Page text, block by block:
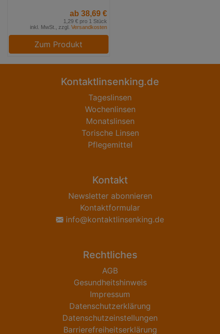
ab 38,69 €
1,29 € pro 1 Stück
inkl. MwSt., zzgl. Versandkosten
Zum Produkt
Kontaktlinsenking.de
Tageslinsen
Wochenlinsen
Monatslinsen
Torische Linsen
Pflegemittel
Kontakt
Newsletter abonnieren
Kontaktformular
info@kontaktlinsenking.de
Rechtliches
AGB
Gesundheitshinweis
Impressum
Datenschutzerklärung
Datenschutzeinstellungen
Barrierefreiheitserklärung